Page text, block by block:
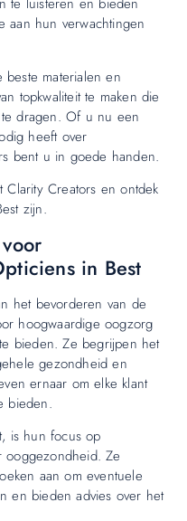
te luisteren en bieden
aan hun verwachtingen
materialen en
topkwaliteit te maken die
dragen. Of u nu een
heeft over
bent u in goede handen.
Clarity Creators en ontdek
zijn.
in Best
het bevorderen van de
hoogwaardige oogzorg
bieden. Ze begrijpen het
gezondheid en
ernaar om elke klant
bieden.
is hun focus op
ooggezondheid. Ze
aan om eventuele
en bieden advies over het